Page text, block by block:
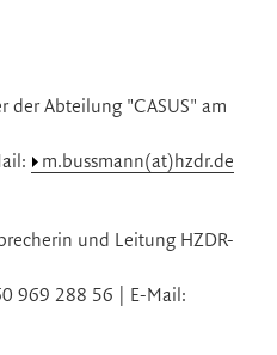
der Abteilung "CASUS" am
m.bussmann(at)hzdr.de
und Leitung HZDR-
969 288 56 | E-Mail: